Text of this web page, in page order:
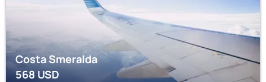
Costa Smeralda
568USD